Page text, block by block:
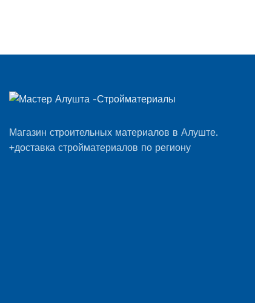
Магазин строительных материалов в Алуште.
+доставка стройматериалов по региону